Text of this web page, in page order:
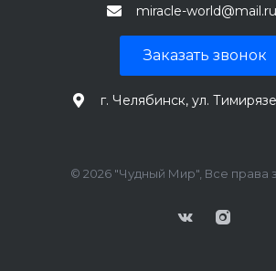
miracle-world@mail.ru
Заказать звонок
г. Челябинск, ул.
© 2026 "Чудный Мир", Все